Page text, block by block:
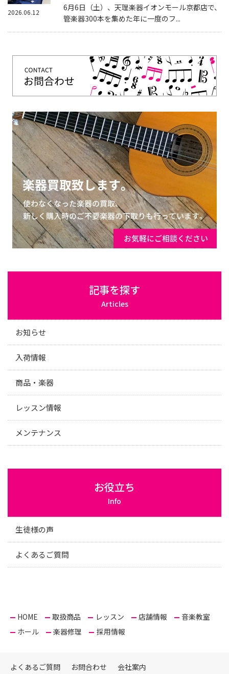
6月6日（土）、天理楽器イオンモール京都店で、
管楽器300本を集めた年に一度のフ...
2026.06.12
記事を探す
Articles
お知らせ
入荷情報
商品・楽器
レッスン情報
メンテナンス
お役立ち
Info
生徒様の声
よくあるご質問
HOME 取扱商品 レッスン 店舗情報
音楽教室
ホール
楽器修理 採用情報
よくあるご質問 お問合わせ 会社案内